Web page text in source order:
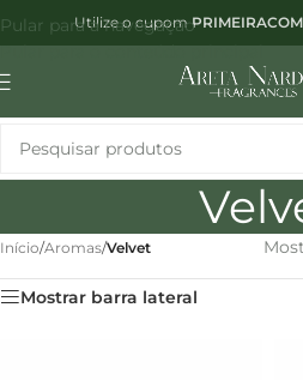
Pular para a navegação
Pular para o conteúdo principal
Utilize o cupom
Início/Aromas/Velvet
Mostrar barra lateral